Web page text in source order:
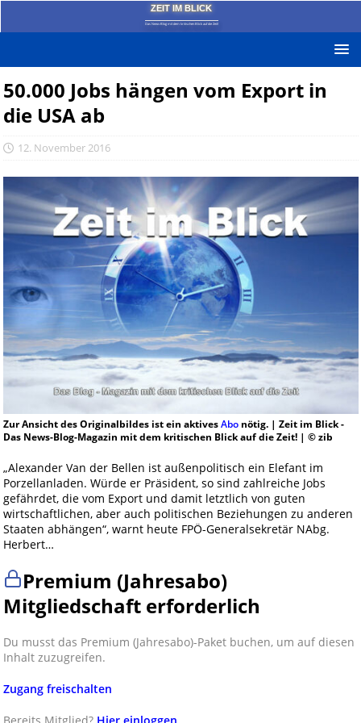
ZEIT IM BLICK
Das News-Blog mit dem kritischen Blick auf die Zeit!
50.000 Jobs hängen vom Export in
die USA ab
12. November 2016
Zur Ansicht des Originalbildes ist ein aktivesAbonötig. | Zeit im Blick -
Das News-Blog-Magazin mit dem kritischen Blick auf die Zeit! | © zib
„Alexander Van der Bellen ist außenpolitisch ein Elefant im
Porzellanladen. Würde er Präsident, so sind zahlreiche Jobs
gefährdet, die vom Export und damit letztlich von guten
wirtschaftlichen, aber auch politischen Beziehungen zu anderen
Staaten abhängen“, warnt heute FPÖ-Generalsekretär NAbg.
Herbert…
Premium (Jahresabo)
Mitgliedschaft erforderlich
Du musst das Premium (Jahresabo)-Paket buchen, um auf diesen
Inhalt zuzugreifen.
Zugang freischalten